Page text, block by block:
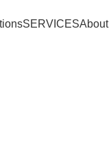
SERVICESAbout